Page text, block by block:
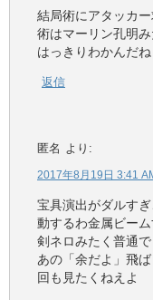
結局術にアタッカ
術はマーリン孔明
はっきりわかんだね
返信
匿名 より:
2017年8月19日 3:41
宝具演出がダルす
動するわ金属ビー
剣ネロみたく普通
あの「余だよ」飛
回も見たくねえよ